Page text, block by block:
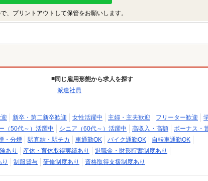
プリントアウトして保管をお願いします。
同じ雇用形態から求人を探す
派遣社員
新卒・第二新卒歓迎 女性活躍中 主婦・主夫歓迎 フリーター歓迎
（50代～）活躍中 シニア（60代～）活躍中 高収入・高額
ボーナス・
・分煙 駅直結・駅チカ 車通勤OK バイク通勤OK
自転車通勤OK
あり 産休・育休取得実績あり
退職金・財形貯蓄制度あり
制服貸与 研修制度あり 資格取得支援制度あり